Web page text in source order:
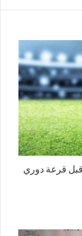
قبل قرعة دوري